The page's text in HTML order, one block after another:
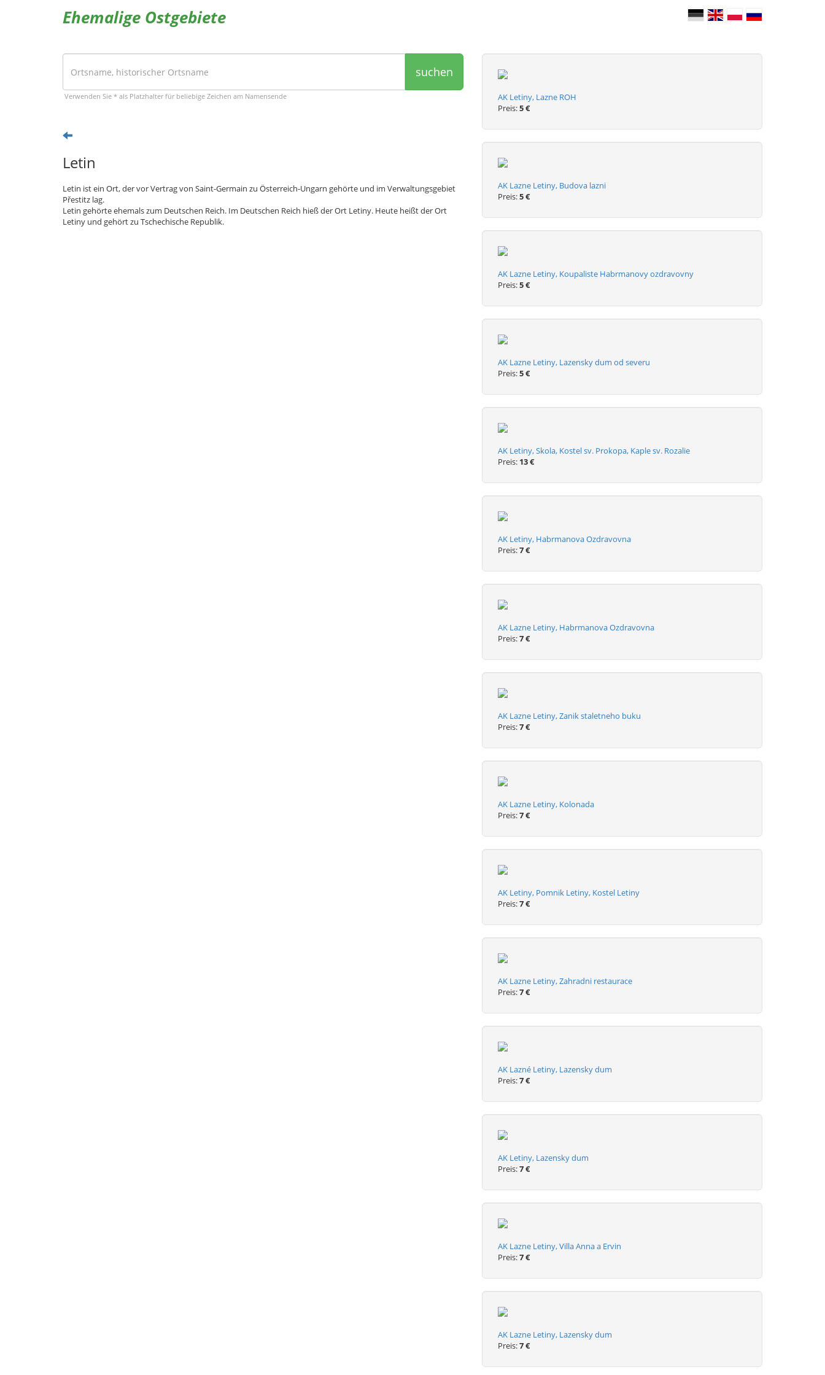
Ehemalige Ostgebiete
suchen
Verwenden Sie * als Platzhalter für beliebige Zeichen am Namensende
Letin
Letin ist ein Ort, der vor Vertrag von Saint-Germain zu Österreich-Ungarn gehörte und im Verwaltungsgebiet
Přestitz lag.
Letin gehörte ehemals zum Deutschen Reich. Im Deutschen Reich hieß der Ort Letiny. Heute heißt der Ort
Letiny und gehört zu Tschechische Republik.
AK Letiny, Lazne ROH
Preis:5 €
AK Lazne Letiny, Budova lazni
Preis:5 €
AK Lazne Letiny, Koupaliste Habrmanovy ozdravovny
Preis:5 €
AK Lazne Letiny, Lazensky dum od severu
Preis:5 €
AK Letiny, Skola, Kostel sv. Prokopa, Kaple sv. Rozalie
Preis: 13 €
AK Letiny, Habrmanova Ozdravovna
Preis:7 €
AK Lazne Letiny, Habrmanova Ozdravovna
Preis:7 €
AK Lazne Letiny, Zanik staletneho buku
Preis:7 €
AK Lazne Letiny, Kolonada
Preis:7 €
AK Letiny, Pomnik Letiny, Kostel Letiny
Preis:7 €
AK Lazne Letiny, Zahradni restaurace
Preis:7 €
AK Lazné Letiny, Lazensky dum
Preis:7 €
AK Letiny, Lazensky dum
Preis:7 €
AK Lazne Letiny, Villa Anna a Ervin
Preis:7 €
AK Lazne Letiny, Lazensky dum
Preis:7 €